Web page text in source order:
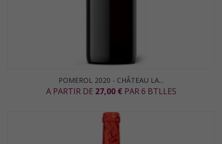
POMEROL 2020 - CHÂTEAU LA...
A PARTIR DE 27,00 € PAR 6 BTLLES